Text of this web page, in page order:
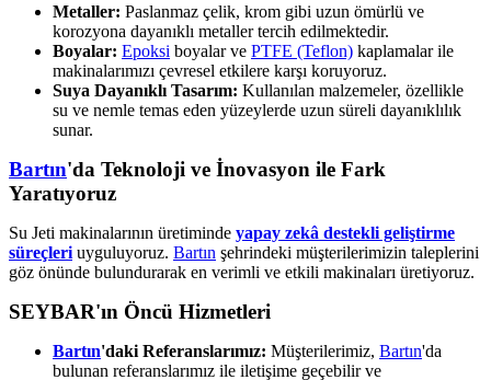
Metaller: Paslanmaz çelik, krom gibi uzun ömürlü ve
korozyona dayanıklı metaller tercih edilmektedir.
Boyalar: Epoksi boyalar ve PTFE (Teflon) kaplamalar ile
makinalarımızı çevresel etkilere karşı koruyoruz.
Suya Dayanıklı Tasarım: Kullanılan malzemeler, özellikle
su ve nemle temas eden yüzeylerde uzun süreli dayanıklılık
sunar.
Bartın'da Teknoloji ve İnovasyon ile Fark
Yaratıyoruz
Su Jeti makinalarının üretiminde yapay zekâ destekli geliştirme
süreçleri uyguluyoruz. Bartın şehrindeki müşterilerimizin taleplerini
göz önünde bulundurarak en verimli ve etkili makinaları üretiyoruz.
SEYBAR'ın Öncü Hizmetleri
Bartın'daki Referanslarımız: Müşterilerimiz, Bartın'da
bulunan referanslarımız ile iletişime geçebilir ve